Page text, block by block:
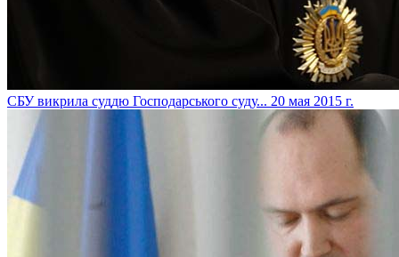
СБУ викрила суддю Господарського суду... 20 мая 2015 г.